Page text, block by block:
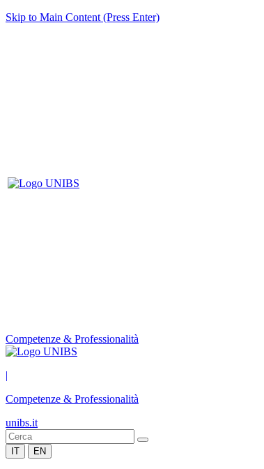
Skip to Main Content (Press Enter)
Competenze & Professionalità
|
Competenze & Professionalità
unibs.it
IT EN